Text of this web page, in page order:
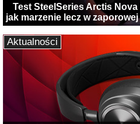
Test SteelSeries Arctis
jak marzenie lecz w
Aktualności